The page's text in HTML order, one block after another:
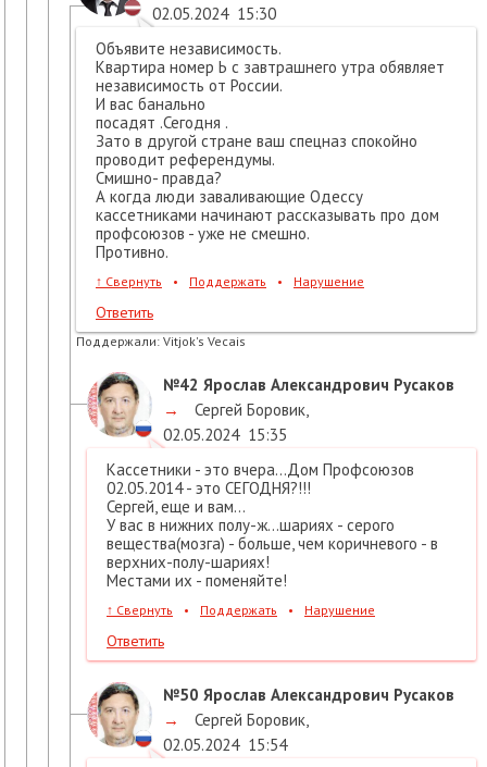
02.05.2024 15:30
Объявите независимость.
Квартира номер Ь с завтрашнего утра обявляет
независимость от России.
И вас банально
посадят .Сегодня .
Зато в другой стране ваш cпецназ спокойно
проводит референдумы.
Смишно- правда?
А когда люди заваливающие Одессу
кассетниками начинают рассказывать про дом
профсоюзов - уже не смешно.
Противно.
↑ Свернуть • Поддержать • Нарушение
Ответить
Поддержали: Vitjok's Vecais
№42 Ярослав Александрович Русаков
→
Сергей Боровик
02.05.2024 15:35
Кассетники - это вчера...Дом Профсоюзов
02.05.2014 - это СЕГОДНЯ?!!!
Сергей, еще и вам...
У вас в нижних полу-ж...шариях - серого
вещества(мозга) - больше, чем коричневого - в
верхних-полу-шариях!
Местами их - поменяйте!
↑ Свернуть • Поддержать • Нарушение
Ответить
№50 Ярослав Александрович Русаков
→
Сергей Боровик
02.05.2024 15:54